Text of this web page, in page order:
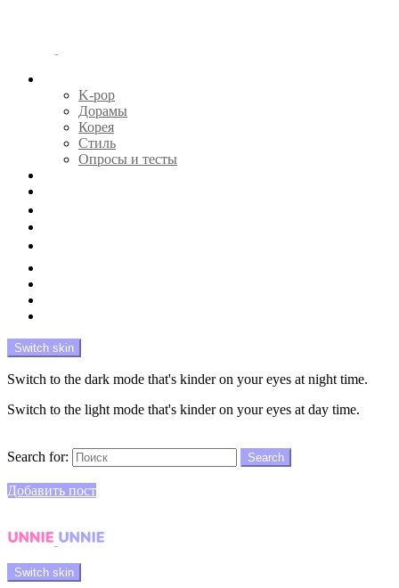
K-pop
Дорамы
Корея
Стиль
Опросы и тесты
Switch skin
Switch to the dark mode that's kinder on your eyes at night time.
Switch to the light mode that's kinder on your eyes at day time.
Search for:
Search
Добавить пост
Switch skin